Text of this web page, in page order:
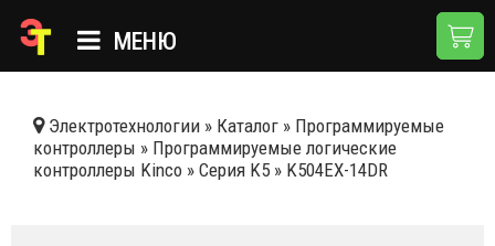
МЕНЮ
КАТАЛОГ
Электротехнологии » Каталог » Программируемые
контроллеры » Программируемые логические
контроллеры Kinсo » Серия K5 » K504EX-14DR